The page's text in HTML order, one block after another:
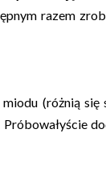
razem
(różnią się
Próbowałyście